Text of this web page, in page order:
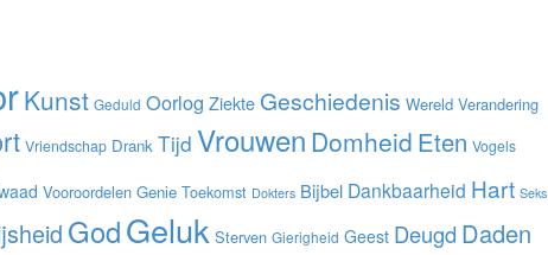
Kunst Geduld Oorlog Ziekte Geschiedenis Wereld Verandering
Vriendschap Drank Tijd Vrouwen Domheid Eten Vogels
Vooroordelen Genie Toekomst Dokters Bijbel Dankbaarheid Hart Seks
GodGeluk Sterven Gierigheid Geest Deugd Daden